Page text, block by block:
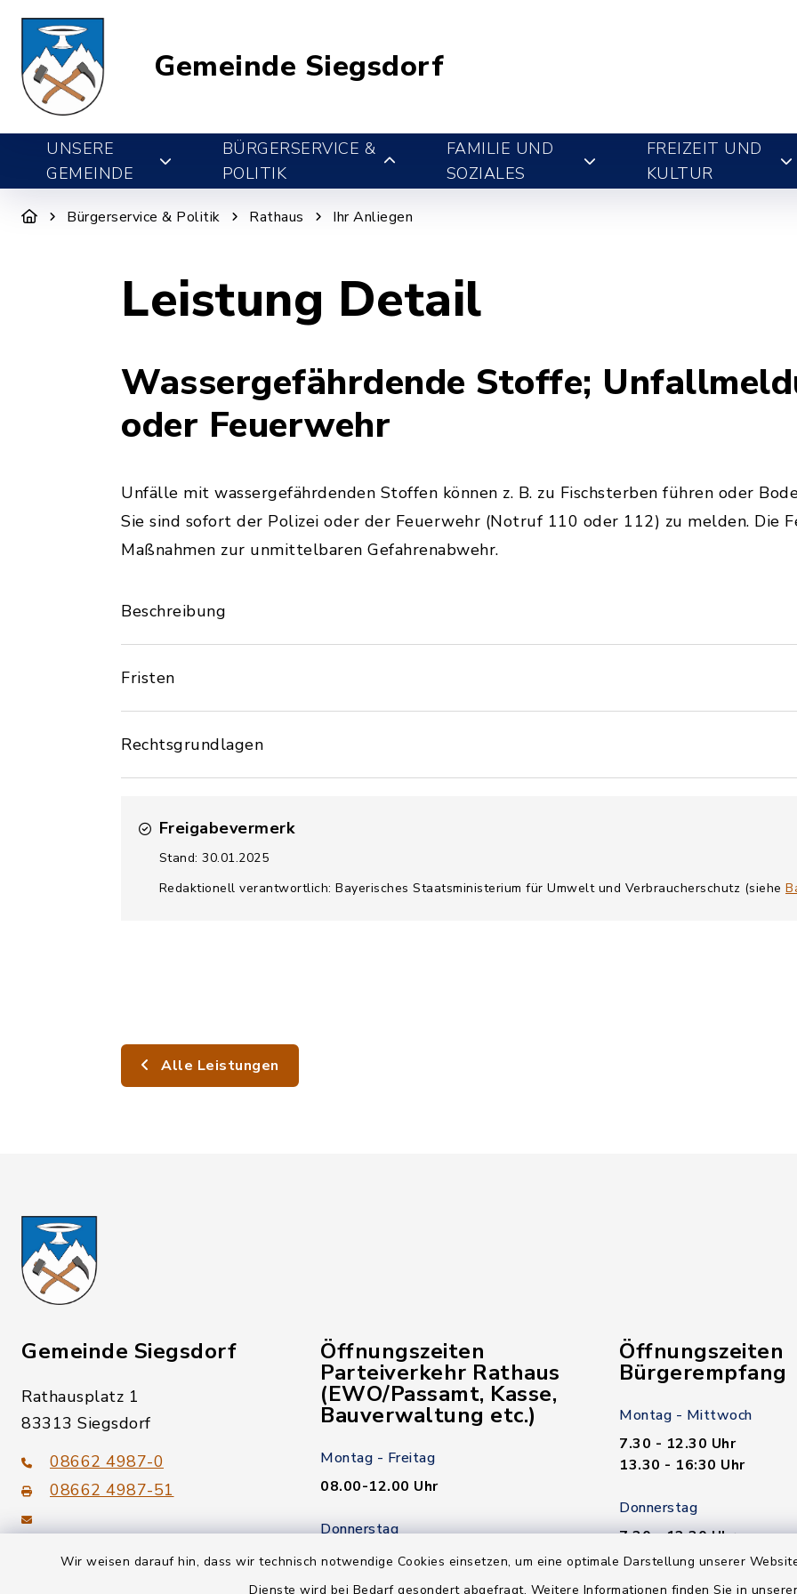
Wir weisen darauf hin, dass wir technisch notwendige Cookies einsetzen, um eine optimale Darstellung unserer
Dienste wird bei Bedarf gesondert abgefragt. Weitere Informationen finden Sie in
Gemeinde Siegsdorf
UNSERE
GEMEINDE
BÜRGERSERVICE &
POLITIK
FAMILIE UND
SOZIALES
FREIZEIT UND
KULTUR
Bürgerservice & Politik Rathaus Ihr Anliegen
Leistung Detail
Wassergefährdende Stoffe;
oder Feuerwehr
Unfälle mit wassergefährdenden Stoffen können z. B. zu Fischsterben führen oder
Sie sind sofort der Polizei oder der Feuerwehr (Notruf 110 oder 112) zu melden. Die
Maßnahmen zur unmittelbaren Gefahrenabwehr.
Beschreibung
Fristen
Rechtsgrundlagen
Freigabevermerk
Stand: 30.01.2025
Redaktionell verantwortlich: Bayerisches Staatsministerium für Umwelt und Verbraucherschutz (siehe
Alle Leistungen
Gemeinde Siegsdorf
Rathausplatz 1
83313 Siegsdorf
08662 4987-0
08662 4987-51
gemeinde@siegsdorf.bayern.de
Öffnungszeiten
Parteiverkehr Rathaus
(EWO/Passamt, Kasse,
Bauverwaltung etc.)
Montag - Freitag
08.00-12.00 Uhr
Donnerstag
14.00-18.00 Uhr
Öffnungszeiten
Bürgerempfang
Montag - Mittwoch
7.30 - 12.30 Uhr
13.30 - 16:30 Uhr
Donnerstag
7.30 - 12.30 Uhr
13.30 - 18.00 Uhr